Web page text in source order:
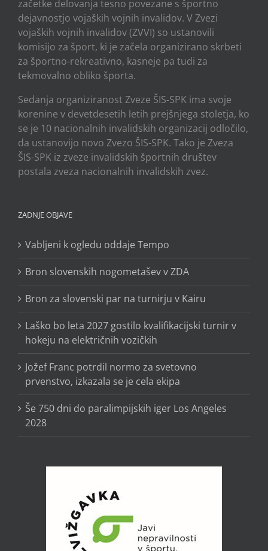
začetke delovanja tesno povezane s športno
dejavnostjo vojaških vojnih invalidov. V Zvezi
vojaških vojnih invalidov (ZVVI) so ustanovili
komisijo za šport, ki je začela organizirano skrbeti
za športno-rekreativno, kasneje pa tudi za
tekmovalno obliko športa.
Sedanja organiziranost Zveze ŠIS-SPK ima svoje
korenine v devetdesetih letih prejšnjega stoletja, ko
se je 10 nacionalnih invalidskih organizacij odločilo,
da ustanovijo novo Zvezo ŠIS-SPK. Tako je Zveza
ŠIS-SPK iz zveze invalidskih športnih društev
postala zveza nacionalnih invalidskih zvez.
ZADNJE OBJAVE
Vabljeni k ogledu oddaje Tempo
Bron slovenskih nogometašev v ZDA
Bron za slovenski par na turnirju v Kairu
Laško bo leta 2027 gostilo kvalifikacijski turnir v
hokeju na električnih vozičkih
Jožef Franc potrdil normo za svetovno
prvenstvo, izkazala se je cela ekipa
Še 750 dni do paralimpijskih iger Los Angeles
2028